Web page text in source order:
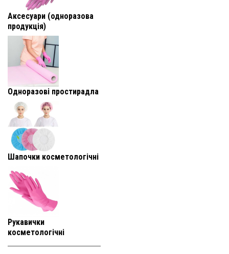
Аксесуари (одноразова
продукція)
Одноразові простирадла
Шапочки косметологічні
Рукавички
косметологічні